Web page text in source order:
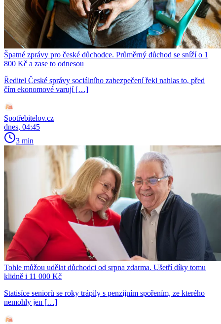
Špatné zprávy pro české důchodce. Průměrný důchod se sníží o 1
800 Kč a zase to odnesou
Ředitel České správy sociálního zabezpečení řekl nahlas to, před
čím ekonomové varují […]
Spotřebitelov.cz
dnes, 04:45
3 min
Tohle můžou udělat důchodci od srpna zdarma. Ušetří díky tomu
klidně i 11 000 Kč
Statisíce seniorů se roky trápily s penzijním spořením, ze kterého
nemohly jen […]